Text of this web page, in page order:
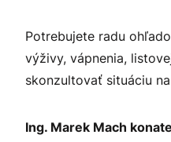
Potrebujete radu
výživy, vápnenia,
skonzultovať situáciu
Ing. Marek Mach